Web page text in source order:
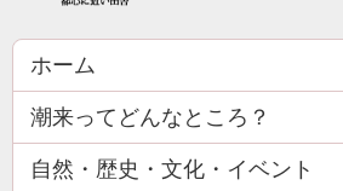
ホーム
潮来ってどんなところ？
自然・歴史・文化・イベント